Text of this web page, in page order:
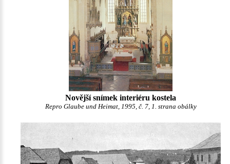
Novější snímek interiéru kostela
Repro Glaube und Heimat, 1995, č. 7, 1. strana obálky